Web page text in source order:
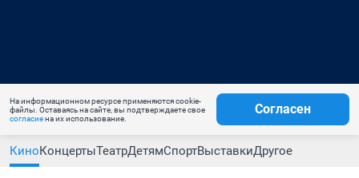
На информационном ресурсе применяются cookie-
файлы. Оставаясь на сайте, вы подтверждаете свое
согласиена их использование.
Согласен
КиноКонцертыТеатрДетямСпортВыставкиДругое